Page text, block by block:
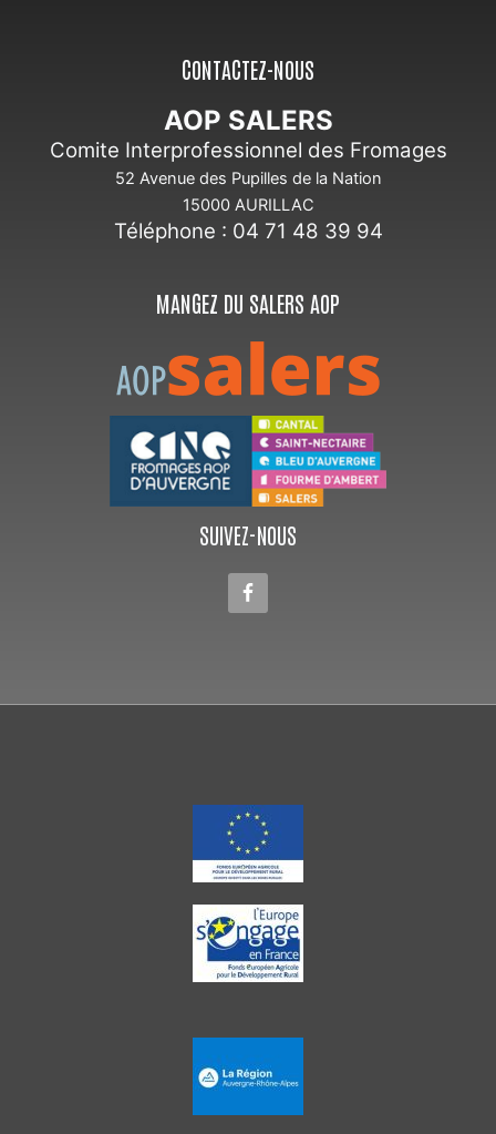
CONTACTEZ-NOUS
AOP SALERS
Comite Interprofessionnel des Fromages
52 Avenue des Pupilles de la Nation
15000 AURILLAC
Téléphone : 04 71 48 39 94
MANGEZ DU SALERS AOP
SUIVEZ-NOUS